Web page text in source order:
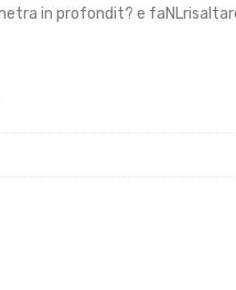
in profondit? e